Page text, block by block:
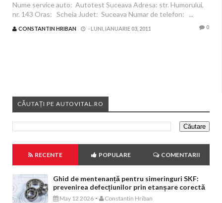
Nume service auto: Autotest Suceava Adresa: str. Humorului,
nr. 143 Oras: Scheia Judet: Suceava Numar de telefon: ...
CONSTANTIN HRIBAN -LUNI, IANUARIE 03, 2011 0
CĂUTAȚI PE AUTOVITAL.RO
RECENTE POPULARE COMENTARII
Ghid de mentenanță pentru simeringuri SKF:
prevenirea defecțiunilor prin etanșare corectă
May 12 2026 - Constantin Hriban